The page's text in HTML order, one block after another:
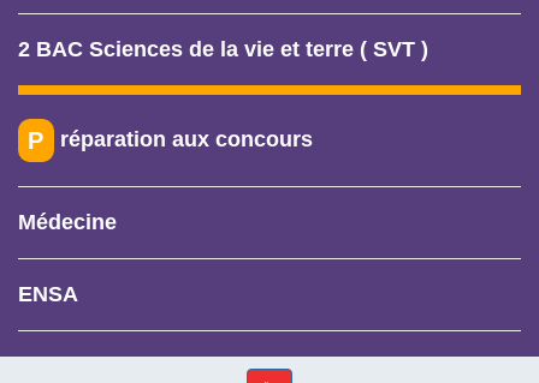
2 BAC Sciences de la vie et terre ( SVT )
P réparation aux concours
Médecine
ENSA